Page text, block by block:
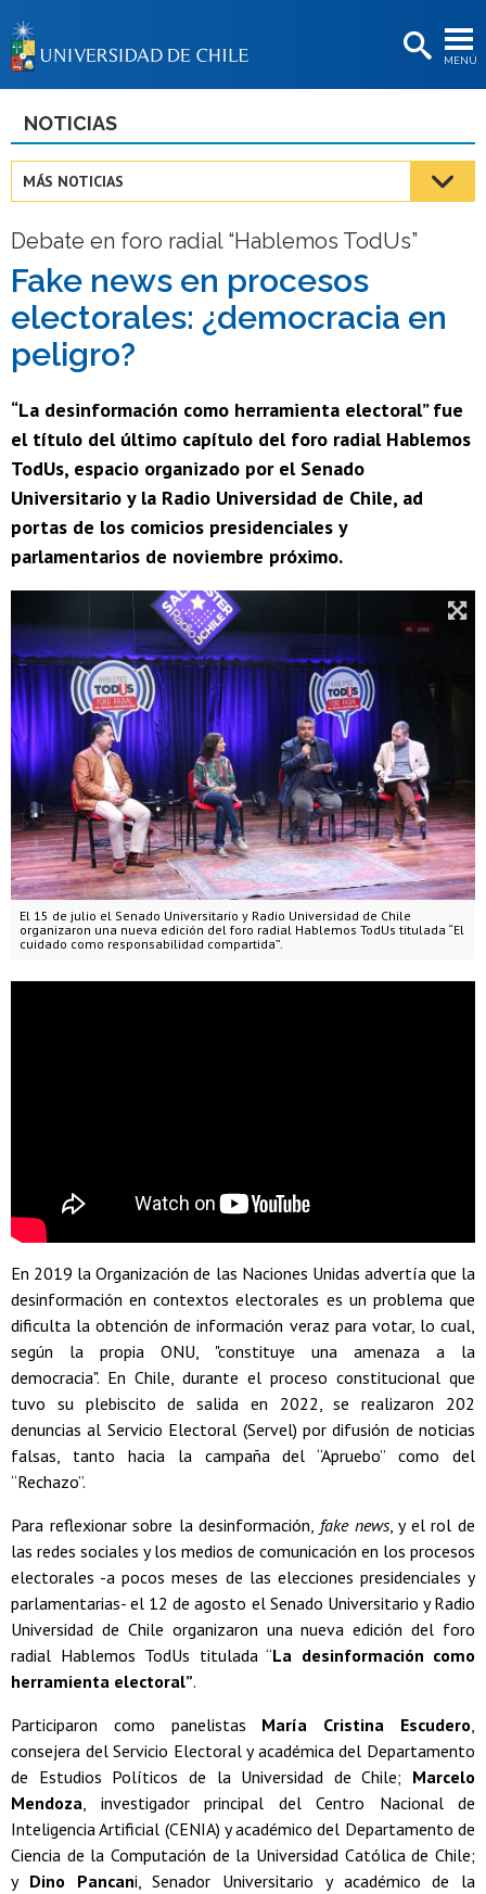
MENÚ
BIBLIOTECAS
Estudiantes
Académicas/os
Funcionarias/os
Egresadas/os
NOTICIAS
MÁS NOTICIAS
Debate en foro radial “Hablemos TodUs”
Fake news en procesos
electorales: ¿democracia en
peligro?
“La desinformación como herramienta electoral” fue
el título del último capítulo del foro radial Hablemos
TodUs, espacio organizado por el Senado
Universitario y la Radio Universidad de Chile, ad
portas de los comicios presidenciales y
parlamentarios de noviembre próximo.
El 15 de julio el Senado Universitario y Radio Universidad de Chile
organizaron una nueva edición del foro radial Hablemos TodUs titulada “El
cuidado como responsabilidad compartida”.
En 2019 la Organización de las Naciones Unidas advertía que la
desinformación en contextos electorales es un problema que
dificulta la obtención de información veraz para votar, lo cual,
según la propia ONU, "constituye una amenaza a la
democracia". En Chile, durante el proceso constitucional que
tuvo su plebiscito de salida en 2022, se realizaron 202
denuncias al Servicio Electoral (Servel) por difusión de noticias
falsas, tanto hacia la campaña del “Apruebo” como del
“Rechazo”.
Para reflexionar sobre la desinformación, fake news, y el rol de
las redes sociales y los medios de comunicación en los procesos
electorales -a pocos meses de las elecciones presidenciales y
parlamentarias- el 12 de agosto el Senado Universitario y Radio
Universidad de Chile organizaron una nueva edición del foro
radial Hablemos TodUs titulada “La desinformación como
herramienta electoral”.
Participaron como panelistas María Cristina Escudero
consejera del Servicio Electoral y académica del Departamento
de Estudios Políticos de la Universidad de Chile; Marcelo
Mendoza , investigador principal del Centro Nacional de
Inteligencia Artificial (CENIA) y académico del Departamento de
Ciencia de la Computación de la Universidad Católica de Chile;
y Dino Pancani, Senador Universitario y académico de la